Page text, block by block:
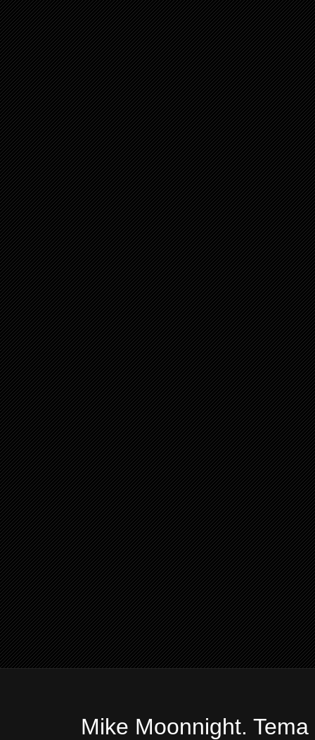
Mike Moonnight.